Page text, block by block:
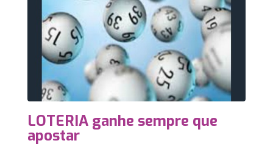
LOTERIA ganhe sempre que
apostar